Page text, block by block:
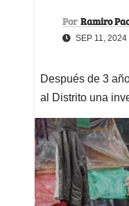
Por Ramiro
SEP 11, 2024
Después de 3
al Distrito una